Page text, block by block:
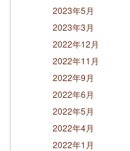
2023年5月
2023年3月
2022年12月
2022年11月
2022年9月
2022年6月
2022年5月
2022年4月
2022年1月